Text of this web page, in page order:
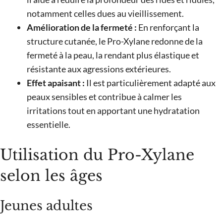
notamment celles dues au vieillissement.
Amélioration de la fermeté : En renforçant la
structure cutanée, le Pro-Xylane redonne de la
fermeté à la peau, la rendant plus élastique et
résistante aux agressions extérieures.
Effet apaisant : Il est particulièrement adapté aux
peaux sensibles et contribue à calmer les
irritations tout en apportant une hydratation
essentielle.
Utilisation du Pro-Xylane
selon les âges
Jeunes adultes